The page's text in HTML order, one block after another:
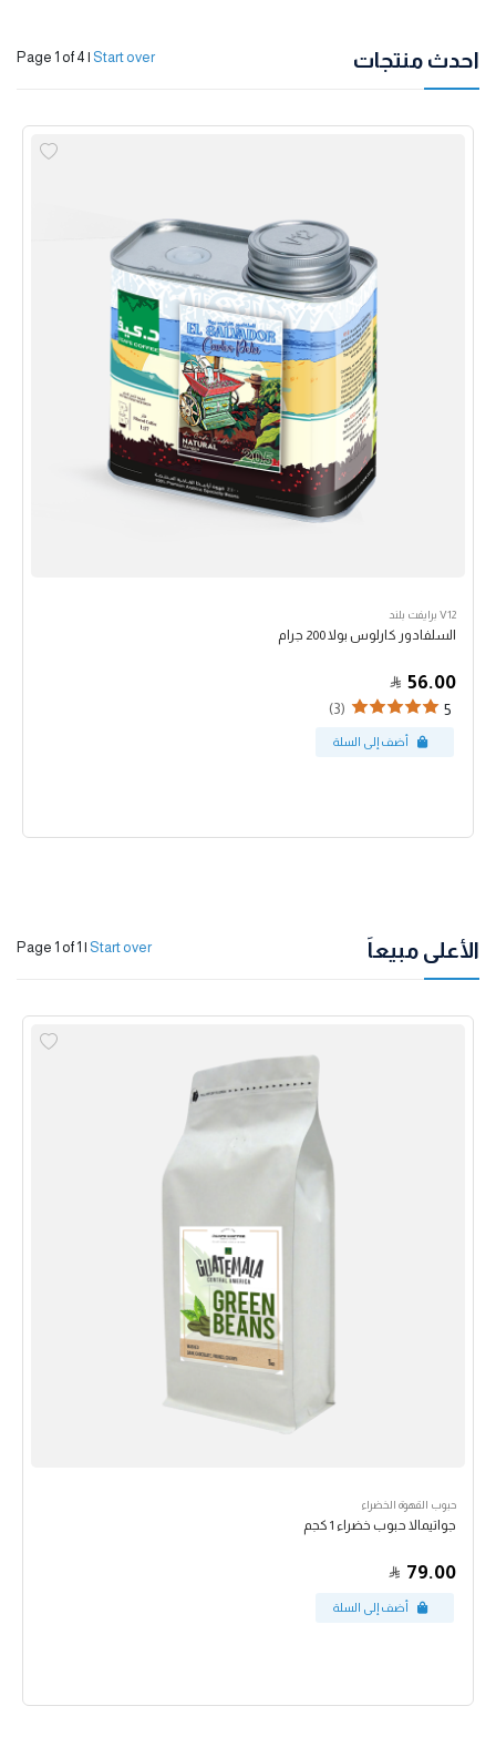
احدث منتجات Page 1 of 4 | Start over
V12 برايفت بلند
السلفادور كارلوس بولا 200 جرام
56.00
5
(3)
الأعلى مبيعاً Page 1 of 1 | Start over
حبوب القهوة الخضراء
جواتيمالا حبوب خضراء 1 كجم
79.00